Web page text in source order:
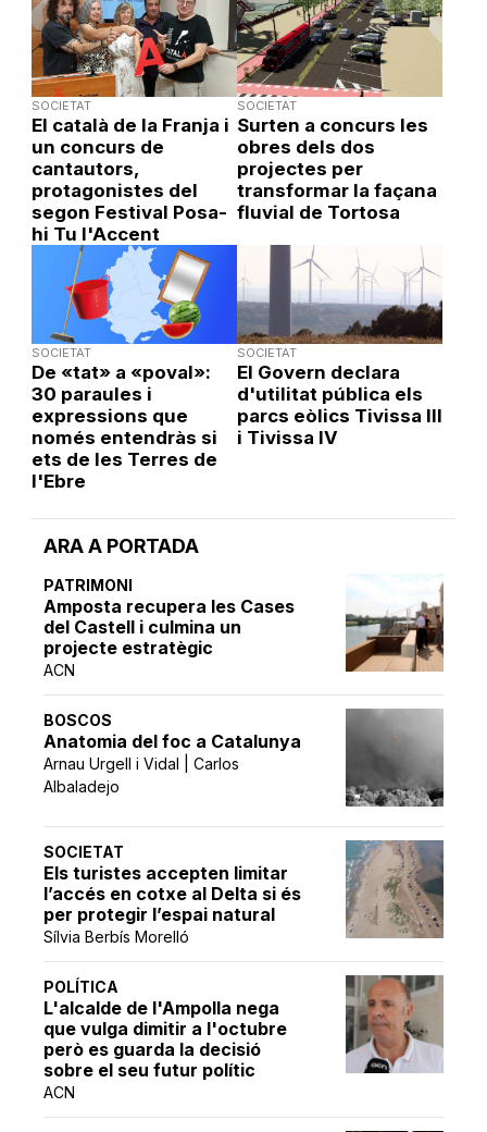
ARA A PORTADA
PATRIMONI
Amposta recupera les Cases
del Castell i culmina un
projecte estratègic
ACN
BOSCOS
Anatomia del foc a Catalunya
Arnau Urgell i Vidal | Carlos
Albaladejo
SOCIETAT
Els turistes accepten limitar
l’accés en cotxe al Delta si és
per protegir l’espai natural
Sílvia Berbís Morelló
POLÍTICA
L'alcalde de l'Ampolla nega
que vulga dimitir a l'octubre
però es guarda la decisió
sobre el seu futur polític
ACN
SOCIETAT
El català de la Franja i
un concurs de
cantautors,
protagonistes del
segon Festival Posa-
hi Tu l'Accent
SOCIETAT
Surten a concurs les
obres dels dos
projectes per
transformar la façana
fluvial de Tortosa
SOCIETAT
De «tat» a «poval»:
30 paraules i
expressions que
només entendràs si
ets de les Terres de
l'Ebre
SOCIETAT
El Govern declara
d'utilitat pública els
parcs eòlics Tivissa III
i Tivissa IV